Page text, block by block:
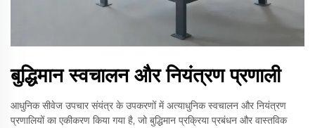
बुद्धिमान स्वचालन और नियंत्रण प्रणाली
आधुनिक सीवेज उपचार संयंत्र के उपकरणों में अत्याधुनिक स्वचालन और नियंत्रण
प्रणालियों का एकीकरण किया गया है, जो बुद्धिमान प्रक्रिया प्रबंधन और वास्तविक